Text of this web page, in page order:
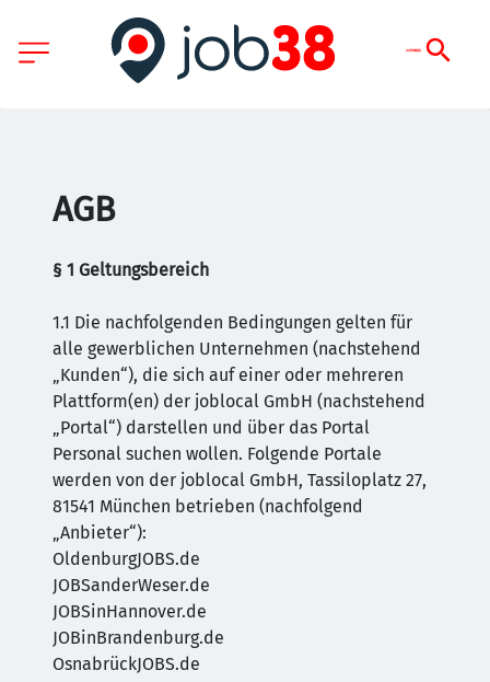
AGB
§ 1 Geltungsbereich
1.1 Die nachfolgenden Bedingungen gelten für
alle gewerblichen Unternehmen (nachstehend
„Kunden“), die sich auf einer oder mehreren
Plattform(en) der joblocal GmbH (nachstehend
„Portal“) darstellen und über das Portal
Personal suchen wollen. Folgende Portale
werden von der joblocal GmbH, Tassiloplatz 27,
81541 München betrieben (nachfolgend
„Anbieter“):
OldenburgJOBS.de
JOBSanderWeser.de
JOBSinHannover.de
JOBinBrandenburg.de
OsnabrückJOBS.de